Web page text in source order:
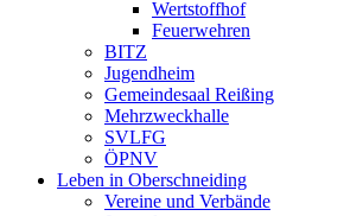
Wertstoffhof
Feuerwehren
BITZ
Jugendheim
Gemeindesaal Reißing
Mehrzweckhalle
SVLFG
ÖPNV
Leben in Oberschneiding
Vereine und Verbände